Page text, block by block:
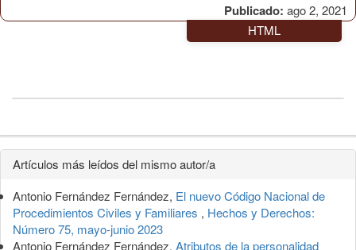
Publicado: ago 2, 2021
HTML
Detalles
del
artículo
Artículos más leídos del mismo autor/a
Antonio Fernández Fernández, El nuevo Código Nacional de
Procedimientos Civiles y Familiares , Hechos y Derechos:
Número 75, mayo-junio 2023
Antonio Fernández Fernández, Atributos de la personalidad